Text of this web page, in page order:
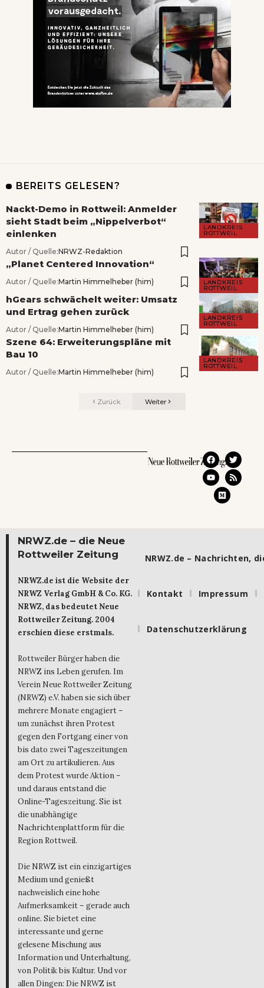
BEREITS GELESEN?
LANDKREIS
ROTTWEIL
Nackt-Demo in Rottweil: Anmelder
sieht Stadt beim „Nippelverbot“
einlenken
Autor / Quelle:NRWZ-Redaktion
LANDKREIS
ROTTWEIL
„Planet Centered Innovation“
Autor / Quelle:Martin Himmelheber (him)
LANDKREIS
ROTTWEIL
hGears schwächelt weiter: Umsatz
und Ertrag gehen zurück
Autor / Quelle:Martin Himmelheber (him)
LANDKREIS
ROTTWEIL
Szene 64: Erweiterungspläne mit
Bau 10
Autor / Quelle:Martin Himmelheber (him)
Zurück Weiter
NRWZ.de – die Neue
Rottweiler Zeitung
NRWZ.de ist die Website der
NRWZ Verlag GmbH & Co. KG.
NRWZ, das bedeutet Neue
Rottweiler Zeitung. 2004
erschien diese erstmals.
Rottweiler Bürger haben die
NRWZ ins Leben gerufen. Im
Verein Neue Rottweiler Zeitung
(NRWZ) e.V. haben sie sich über
mehrere Monate engagiert –
um zunächst ihren Protest
gegen den Fortgang einer von
bis dato zwei Tageszeitungen
am Ort zu artikulieren. Aus
dem Protest wurde Aktion –
und daraus entstand die
Online-Tageszeitung. Sie ist
die unabhängige
Nachrichtenplattform für die
Region Rottweil.
Die NRWZ ist ein einzigartiges
Medium und genießt
nachweislich eine hohe
Aufmerksamkeit – gerade auch
online. Sie bietet eine
interessante und gerne
gelesene Mischung aus
Information und Unterhaltung,
von Politik bis Kultur. Und vor
allen Dingen: Die NRWZ ist
NRWZ.de – Nachrichten,
Kontakt Impressum
Datenschutzerklärung